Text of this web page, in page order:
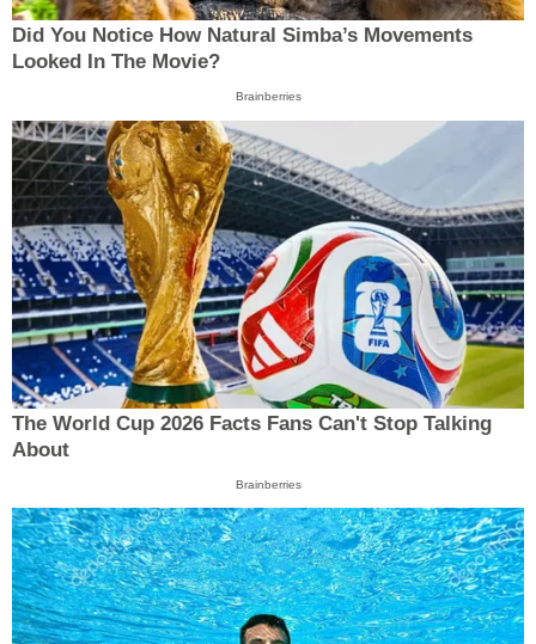
Did You Notice How Natural Simba’s Movements
Looked In The Movie?
Brainberries
The World Cup 2026 Facts Fans Can't Stop Talking
About
Brainberries